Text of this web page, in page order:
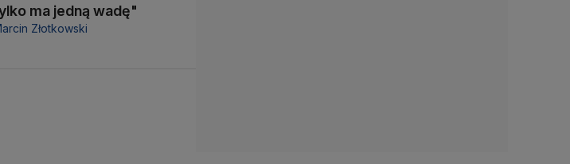
ma jedną wadę"
Złotkowski